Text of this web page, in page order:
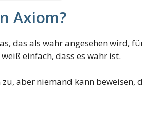
Axiom?
das als wahr angesehen wird,
einfach, dass es wahr ist.
aber niemand kann beweisen,